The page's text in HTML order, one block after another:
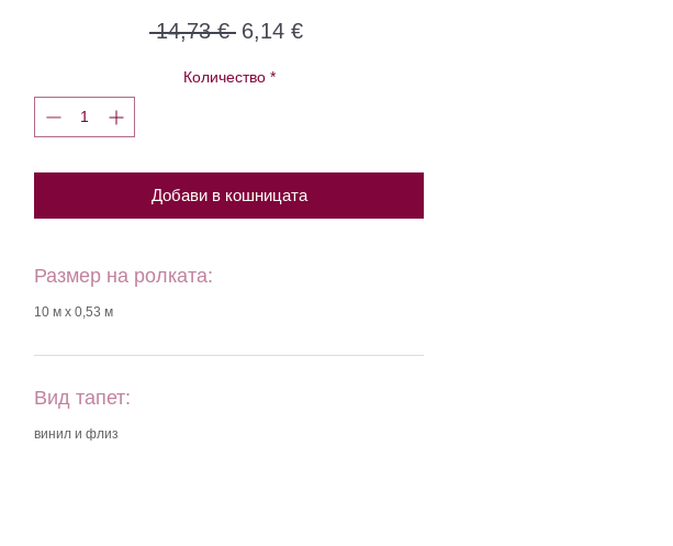
14,73 € Редовна
6,14 €Продажна
Количество *
Добави в кошницата
Размер на ролката:
10 м х 0,53 м
Вид тапет:
винил и флиз